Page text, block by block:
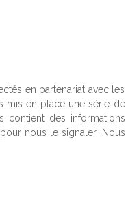
en partenariat avec les
mis en place une série de
contient des informations
nous le signaler. Nous